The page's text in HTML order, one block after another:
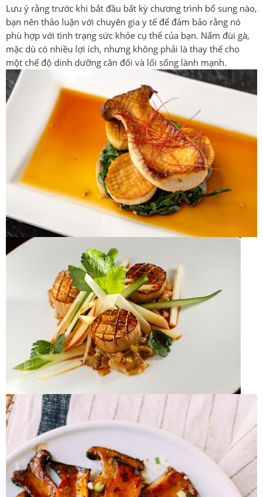
Lưu ý rằng trước khi bắt đầu bất kỳ chương trình bổ sung nào,
bạn nên thảo luận với chuyên gia y tế để đảm bảo rằng nó
phù hợp với tình trạng sức khỏe cụ thể của bạn. Nấm đùi gà,
mặc dù có nhiều lợi ích, nhưng không phải là thay thế cho
một chế độ dinh dưỡng cân đối và lối sống lành mạnh.